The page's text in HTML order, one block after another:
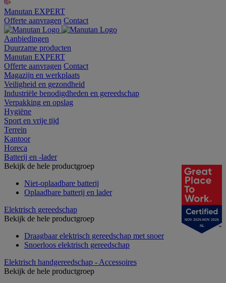
Manutan EXPERT
Offerte aanvragen Contact
Aanbiedingen
Duurzame producten
Manutan EXPERT
Offerte aanvragen Contact
Magazijn en werkplaats
Veiligheid en gezondheid
Industriële benodigdheden en gereedschap
Verpakking en opslag
Hygiëne
Sport en vrije tijd
Terrein
Kantoor
Horeca
Batterij en -lader
Bekijk de hele productgroep
Niet-oplaadbare batterij
Oplaadbare batterij en lader
Elektrisch gereedschap
Bekijk de hele productgroep
Draagbaar elektrisch gereedschap met snoer
Snoerloos elektrisch gereedschap
Elektrisch handgereedschap - Accessoires
Bekijk de hele productgroep
NOV 2025-NOV 2026
NL